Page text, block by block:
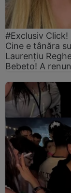
#Exclusiv Click!
Cine e tânăra
Laurențiu
Bebeto! A